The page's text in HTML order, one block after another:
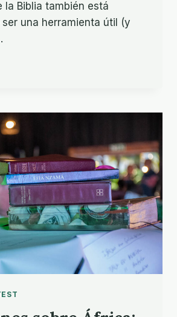
la Biblia también está
una herramienta útil (y